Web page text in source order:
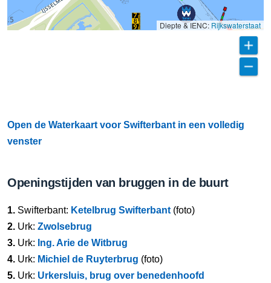
Diepte & IENC: Rijkswaterstaat
Open de Waterkaart voor Swifterbant in een volledig
venster
Openingstijden van bruggen in de buurt
1. Swifterbant: Ketelbrug Swifterbant(foto)
2. Urk: Zwolsebrug
3. Urk: Ing. Arie de Witbrug
4. Urk: Michiel de Ruyterbrug (foto)
5. Urk: Urkersluis, brug over benedenhoofd